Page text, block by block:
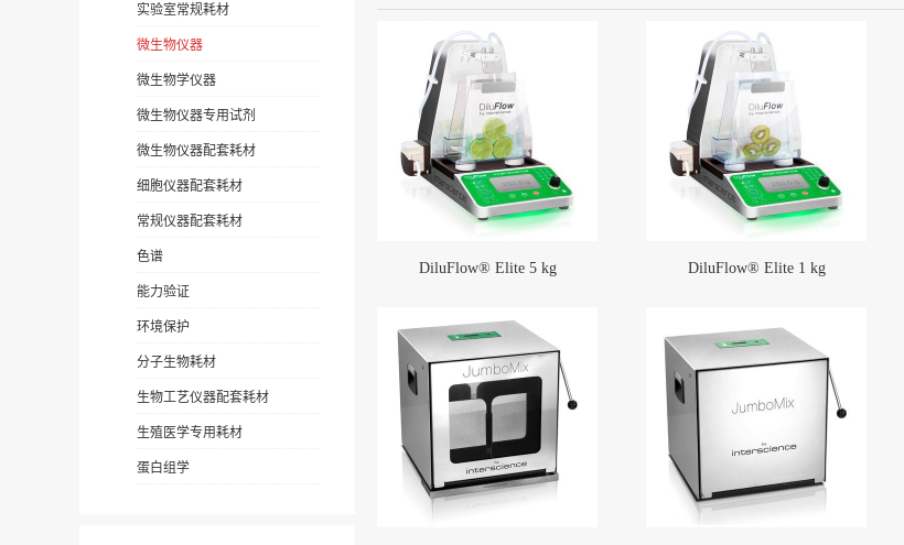
实验室常规耗材
微生物仪器
微生物学仪器
微生物仪器专用试剂
微生物仪器配套耗材
细胞仪器配套耗材
常规仪器配套耗材
色谱
能力验证
环境保护
分子生物耗材
生物工艺仪器配套耗材
生殖医学专用耗材
蛋白组学
DiluFlow® Elite 5 kg DiluFlow® Elite 1 kg